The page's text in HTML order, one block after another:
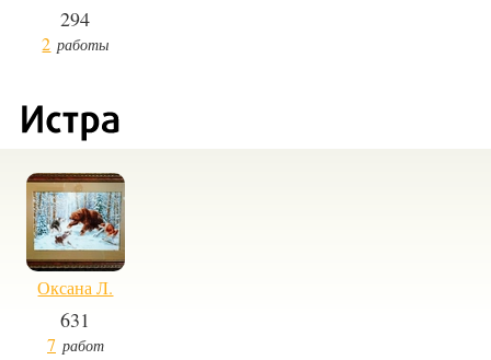
294
2 работы
Оксана Л.
631
7 работ